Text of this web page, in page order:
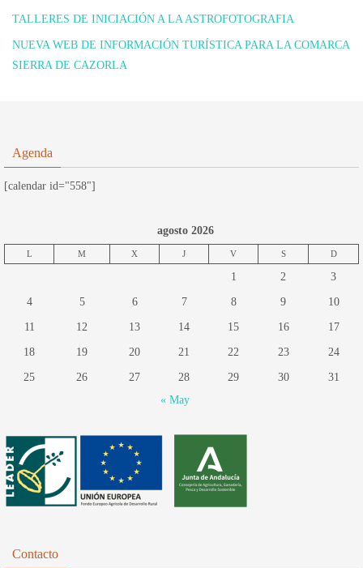
TALLERES DE INICIACIÓN A LA ASTROFOTOGRAFIA
NUEVA WEB DE INFORMACIÓN TURÍSTICA PARA LA COMARCA
SIERRA DE CAZORLA
Agenda
[calendar id="558"]
agosto 2026
L M X J V S D
1 2 3
4 5 6 7 8 9 10
11 12 13 14 15 16 17
18 19 20 21 22 23 24
25 26 27 28 29 30
31
« May
Contacto